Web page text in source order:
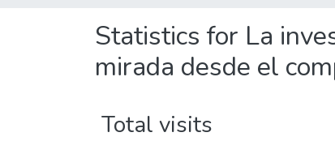
Statistics for La
mirada desde el
Total visits